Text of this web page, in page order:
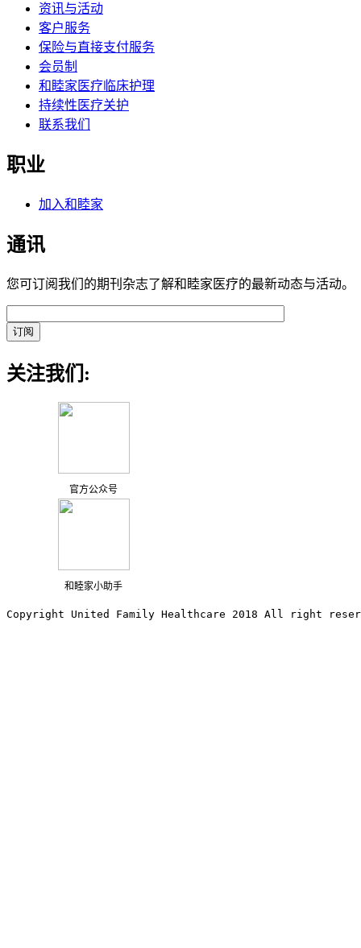
资讯与活动
客户服务
保险与直接支付服务
会员制
和睦家医疗临床护理
持续性医疗关护
联系我们
职业
加入和睦家
通讯
您可订阅我们的期刊杂志了解和睦家医疗的最新动态与活动。
关注我们:
官方公众号
和睦家小助手
Copyright United Family Healthcare 2018 All right